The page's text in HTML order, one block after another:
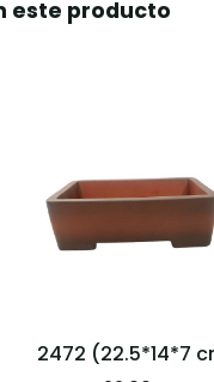
este producto
(22.5*14*7 cm)